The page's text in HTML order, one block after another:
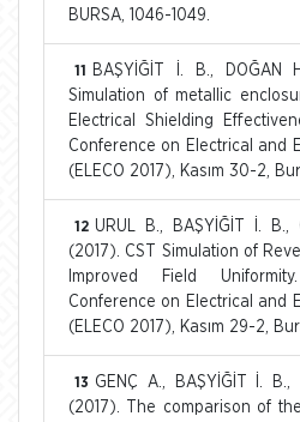
BURSA, 1046-1049.
11
BAŞYİĞİT İ. B., DOĞAN
Simulation of metallic
Electrical Shielding
Conference on Electrical and
(ELECO 2017), Kasım 30-2,
12 URUL B., BAŞYİĞİT İ. B.,
(2017). CST Simulation of
Improved Field
Conference on Electrical and
(ELECO 2017), Kasım 29-2,
13 GENÇ A., BAŞYİĞİT İ. B.,
(2017). The comparison of